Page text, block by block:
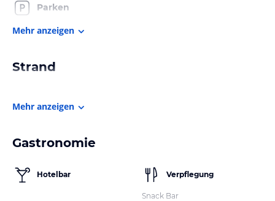
Parken
Mehr anzeigen
Strand
Mehr anzeigen
Gastronomie
Hotelbar Verpflegung
Snack Bar